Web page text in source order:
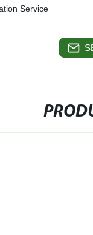
Service